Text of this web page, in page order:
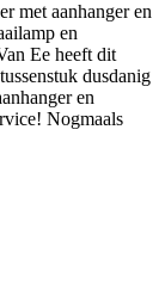
met aanhanger en
en
Ee heeft dit
dusdanig
en
Nogmaals